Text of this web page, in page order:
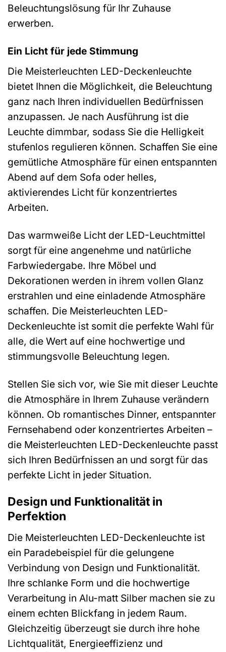
Beleuchtungslösung für Ihr Zuhause
erwerben.
Ein Licht für jede Stimmung
Die Meisterleuchten LED-Deckenleuchte
bietet Ihnen die Möglichkeit, die Beleuchtung
ganz nach Ihren individuellen Bedürfnissen
anzupassen. Je nach Ausführung ist die
Leuchte dimmbar, sodass Sie die Helligkeit
stufenlos regulieren können. Schaffen Sie eine
gemütliche Atmosphäre für einen entspannten
Abend auf dem Sofa oder helles,
aktivierendes Licht für konzentriertes
Arbeiten.
Das warmweiße Licht der LED-Leuchtmittel
sorgt für eine angenehme und natürliche
Farbwiedergabe. Ihre Möbel und
Dekorationen werden in ihrem vollen Glanz
erstrahlen und eine einladende Atmosphäre
schaffen. Die Meisterleuchten LED-
Deckenleuchte ist somit die perfekte Wahl für
alle, die Wert auf eine hochwertige und
stimmungsvolle Beleuchtung legen.
Stellen Sie sich vor, wie Sie mit dieser Leuchte
die Atmosphäre in Ihrem Zuhause verändern
können. Ob romantisches Dinner, entspannter
Fernsehabend oder konzentriertes Arbeiten –
die Meisterleuchten LED-Deckenleuchte passt
sich Ihren Bedürfnissen an und sorgt für das
perfekte Licht in jeder Situation.
Design und Funktionalität in
Perfektion
Die Meisterleuchten LED-Deckenleuchte ist
ein Paradebeispiel für die gelungene
Verbindung von Design und Funktionalität.
Ihre schlanke Form und die hochwertige
Verarbeitung in Alu-matt Silber machen sie zu
einem echten Blickfang in jedem Raum.
Gleichzeitig überzeugt sie durch ihre hohe
Lichtqualität, Energieeffizienz und